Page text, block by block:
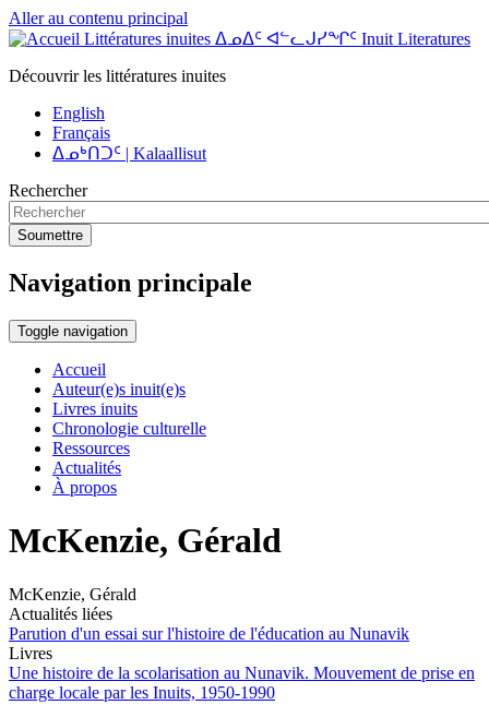
Aller au contenu principal
Littératures inuites ᐃᓄᐃᑦ ᐊᓪᓚᒍᓯᖏᑦ Inuit Literatures
Découvrir les littératures inuites
English
Français
ᐃᓄᒃᑎᑐᑦ | Kalaallisut
Rechercher
Soumettre
Navigation principale
Toggle navigation
Accueil
Auteur(e)s inuit(e)s
Livres inuits
Chronologie culturelle
Ressources
Actualités
À propos
McKenzie, Gérald
McKenzie, Gérald
Actualités liées
Parution d'un essai sur l'histoire de l'éducation au Nunavik
Livres
Une histoire de la scolarisation au Nunavik. Mouvement de prise en
charge locale par les Inuits, 1950-1990